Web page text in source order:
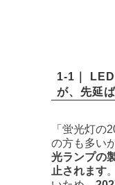
1-1｜
が、先延
「蛍光灯の
の方も多い
光ランプの
止されます